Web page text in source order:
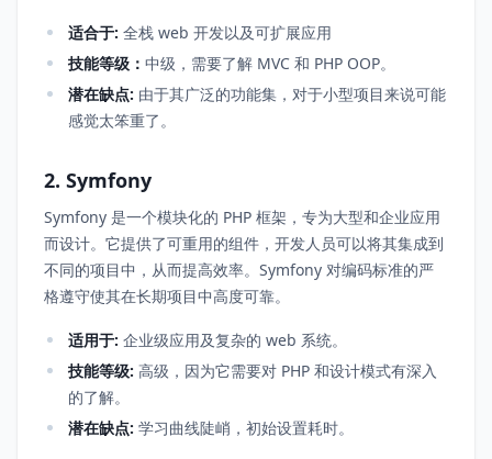
适合于: 全栈 web 开发以及可扩展应用
技能等级： 中级，需要了解 MVC 和 PHP OOP。
潜在缺点: 由于其广泛的功能集，对于小型项目来说可能
感觉太笨重了。
2. Symfony
Symfony 是一个模块化的 PHP 框架，专为大型和企业应用
而设计。它提供了可重用的组件，开发人员可以将其集成到
不同的项目中，从而提高效率。Symfony 对编码标准的严
格遵守使其在长期项目中高度可靠。
适用于: 企业级应用及复杂的 web 系统。
技能等级: 高级，因为它需要对 PHP 和设计模式有深入
的了解。
潜在缺点: 学习曲线陡峭，初始设置耗时。